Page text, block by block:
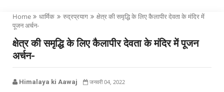
Home धार्मिक रुद्रप्रयाग
क्षेत्र की समृद्धि के लिए कैलापीर देवता के मंदिर में
पूजन अर्चन-
क्षेत्र की समृद्धि के लिए कैलापीर देवता के मंदिर में पूजन
अर्चन-
Himalaya ki Aawaj जनवरी 04, 2022